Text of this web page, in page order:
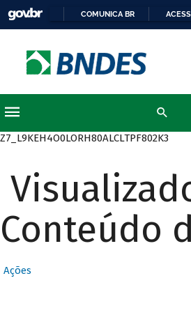
COMUNICA BR
Z7_L9KEH4O0LORH80ALCLTPF802K3
Conteúdo
Ações